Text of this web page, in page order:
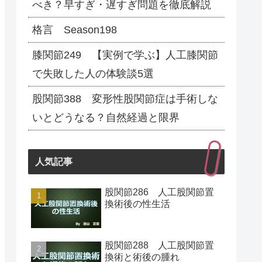
べき？早すぎ・遅すぎ問題を徹底解説
格言 Season198
膝関節249 【実例で学ぶ】人工膝関節
で失敗した人の体験談5選
股関節388 変形性股関節症は手術しな
いとどうなる？自然経過と限界
人気記事
股関節286 人工股関節置
換術後の性生活
股関節288 人工股関節置
換術と術後の腫れ